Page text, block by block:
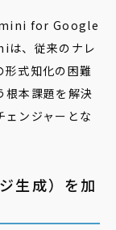
for Google
、従来のナレ
形式知化の困難
根本課題を解決
ェンジャーとな
生成）を加